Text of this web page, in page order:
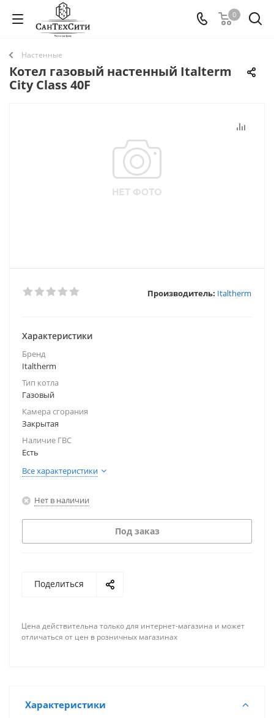
0
Настенные
Котел газовый настенный Italterm
City Class 40F
Производитель: Italtherm
Характеристики
Бренд
Italtherm
Тип котла
Газовый
Камера сгорания
Закрытая
Наличие ГВС
Есть
Все характеристики
Нет в наличии
Под заказ
Поделиться
Цена действительна только для интернет-магазина и может
отличаться от цен в розничных магазинах
Характеристики